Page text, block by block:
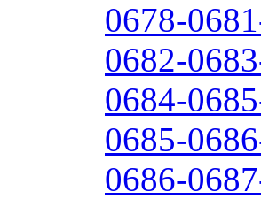
0678-
0682-
0684-
0685-
0686-